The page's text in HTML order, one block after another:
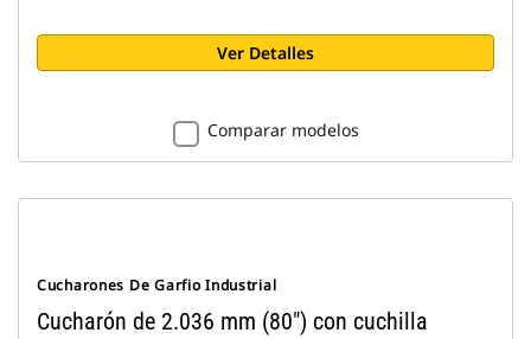
Ver Detalles
Comparar modelos
Cucharones De Garfio Industrial
Cucharón de 2.036 mm (80") con cuchilla